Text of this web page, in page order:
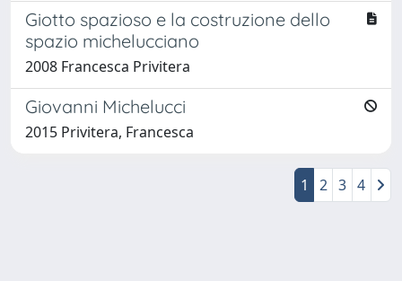
Giotto spazioso e la costruzione dello
spazio michelucciano
2008 Francesca Privitera
Giovanni Michelucci
2015 Privitera, Francesca
1 2 3 4